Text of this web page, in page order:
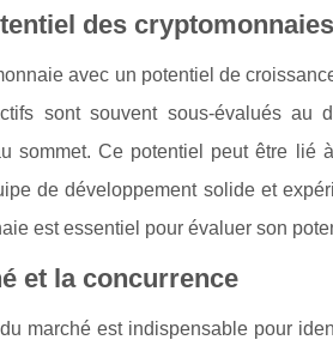
des
avec un potentiel de
sont souvent sous-évalués au
sommet. Ce potentiel peut être
de développement solide et
est essentiel pour évaluer son
et la concurrence
marché est indispensable pour